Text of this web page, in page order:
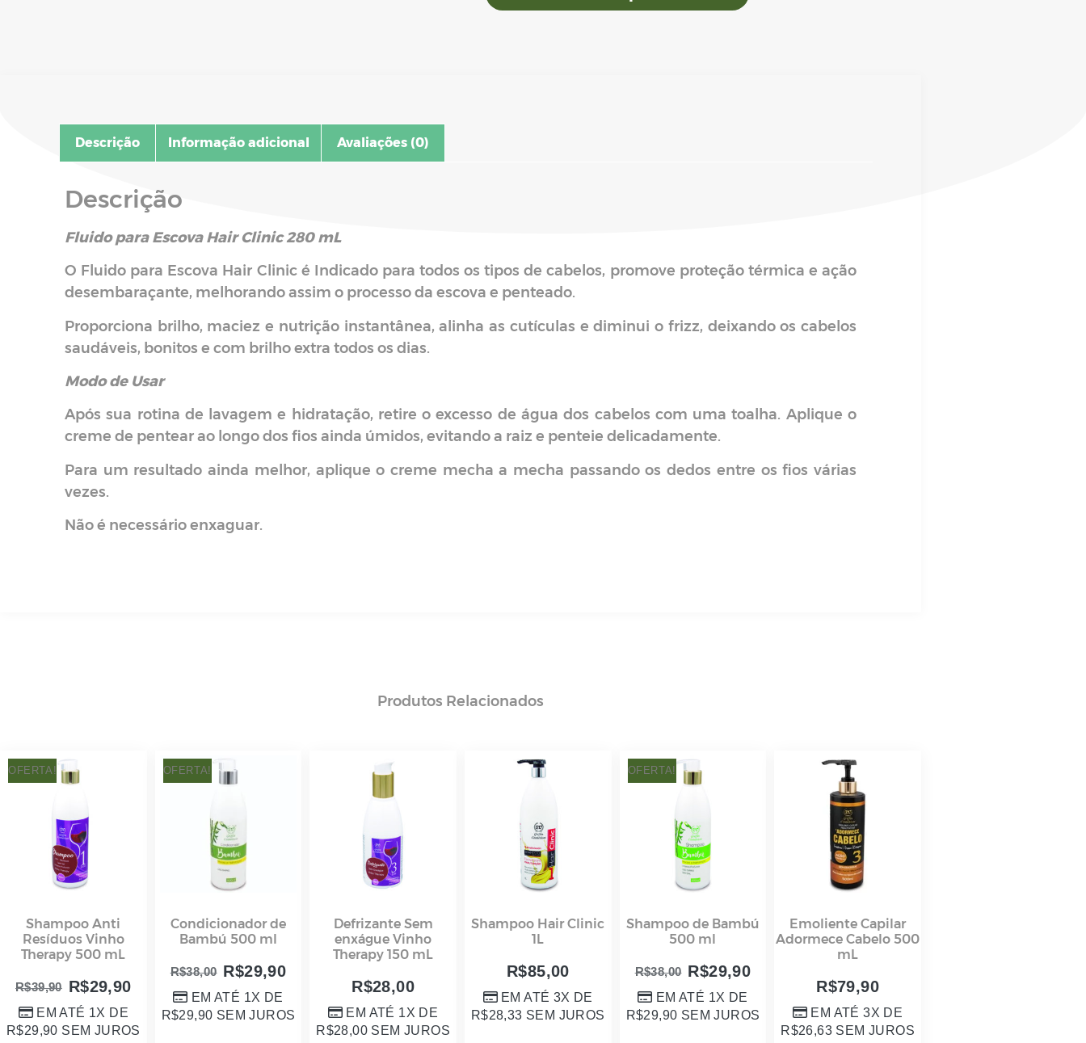
Descrição Informação adicional Avaliações (0)
Descrição
Fluido para Escova Hair Clinic 280 mL
O Fluido para Escova Hair Clinic é Indicado para todos os tipos de cabelos, promove proteção térmica e ação
desembaraçante, melhorando assim o processo da escova e penteado.
Proporciona brilho, maciez e nutrição instantânea, alinha as cutículas e diminui o frizz, deixando os cabelos
saudáveis, bonitos e com brilho extra todos os dias.
Modo de Usar
Após sua rotina de lavagem e hidratação, retire o excesso de água dos cabelos com uma toalha. Aplique o
creme de pentear ao longo dos fios ainda úmidos, evitando a raiz e penteie delicadamente.
Para um resultado ainda melhor, aplique o creme mecha a mecha passando os dedos entre os fios várias
vezes.
Não é necessário enxaguar.
Produtos Relacionados
OFERTA!
Shampoo Anti
Resíduos Vinho
Therapy 500 mL
R$39,90 R$29,90
EM ATÉ 1X DE
R$29,90 SEM JUROS
OFERTA!
Condicionador de
Bambú 500 ml
R$38,00 R$29,90
EM ATÉ 1X DE
R$29,90 SEM JUROS
Defrizante Sem
enxágue Vinho
Therapy 150 mL
R$28,00
EM ATÉ 1X DE
R$28,00 SEM JUROS
Shampoo Hair Clinic
1L
R$85,00
EM ATÉ 3X DE
R$28,33 SEM JUROS
OFERTA!
Shampoo de Bambú
500 ml
R$38,00 R$29,90
EM ATÉ 1X DE
R$29,90 SEM JUROS
Emoliente Capilar
Adormece Cabelo 500
mL
R$79,90
EM ATÉ 3X DE
R$26,63 SEM JUROS